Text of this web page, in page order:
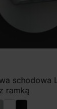
schodowa
ramką